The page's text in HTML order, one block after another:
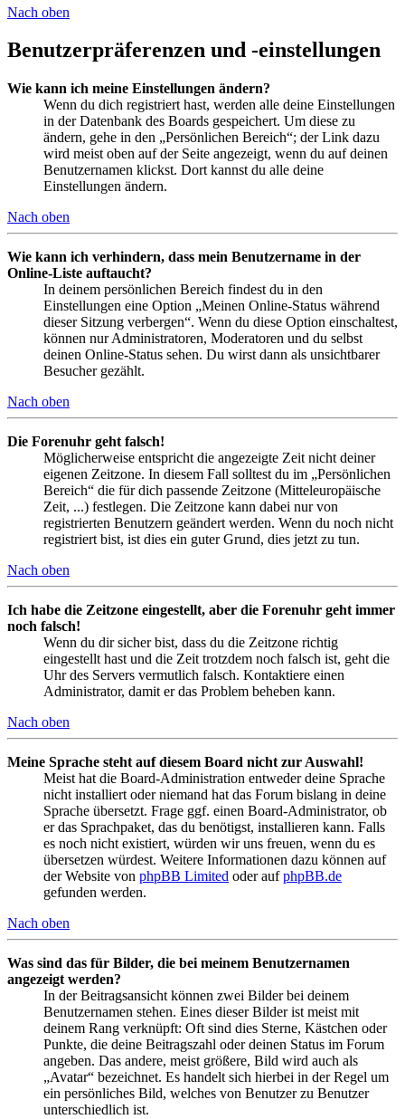
Nach oben
Benutzerpräferenzen und -einstellungen
Wie kann ich meine Einstellungen ändern?
Wenn du dich registriert hast, werden alle deine Einstellungen
in der Datenbank des Boards gespeichert. Um diese zu
ändern, gehe in den „Persönlichen Bereich“; der Link dazu
wird meist oben auf der Seite angezeigt, wenn du auf deinen
Benutzernamen klickst. Dort kannst du alle deine
Einstellungen ändern.
Nach oben
Wie kann ich verhindern, dass mein Benutzername in der
Online-Liste auftaucht?
In deinem persönlichen Bereich findest du in den
Einstellungen eine Option „Meinen Online-Status während
dieser Sitzung verbergen“. Wenn du diese Option einschaltest,
können nur Administratoren, Moderatoren und du selbst
deinen Online-Status sehen. Du wirst dann als unsichtbarer
Besucher gezählt.
Nach oben
Die Forenuhr geht falsch!
Möglicherweise entspricht die angezeigte Zeit nicht deiner
eigenen Zeitzone. In diesem Fall solltest du im „Persönlichen
Bereich“ die für dich passende Zeitzone (Mitteleuropäische
Zeit, ...) festlegen. Die Zeitzone kann dabei nur von
registrierten Benutzern geändert werden. Wenn du noch nicht
registriert bist, ist dies ein guter Grund, dies jetzt zu tun.
Nach oben
Ich habe die Zeitzone eingestellt, aber die Forenuhr geht immer
noch falsch!
Wenn du dir sicher bist, dass du die Zeitzone richtig
eingestellt hast und die Zeit trotzdem noch falsch ist, geht die
Uhr des Servers vermutlich falsch. Kontaktiere einen
Administrator, damit er das Problem beheben kann.
Nach oben
Meine Sprache steht auf diesem Board nicht zur Auswahl!
Meist hat die Board-Administration entweder deine Sprache
nicht installiert oder niemand hat das Forum bislang in deine
Sprache übersetzt. Frage ggf. einen Board-Administrator, ob
er das Sprachpaket, das du benötigst, installieren kann. Falls
es noch nicht existiert, würden wir uns freuen, wenn du es
übersetzen würdest. Weitere Informationen dazu können auf
der Website von phpBB Limited oder aufphpBB.de
gefunden werden.
Nach oben
Was sind das für Bilder, die bei meinem Benutzernamen
angezeigt werden?
In der Beitragsansicht können zwei Bilder bei deinem
Benutzernamen stehen. Eines dieser Bilder ist meist mit
deinem Rang verknüpft: Oft sind dies Sterne, Kästchen oder
Punkte, die deine Beitragszahl oder deinen Status im Forum
angeben. Das andere, meist größere, Bild wird auch als
„Avatar“ bezeichnet. Es handelt sich hierbei in der Regel um
ein persönliches Bild, welches von Benutzer zu Benutzer
unterschiedlich ist.